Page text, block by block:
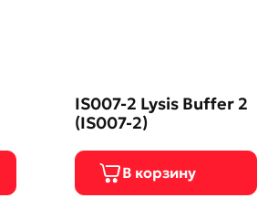
IS007-2 Lysis Buffer 2
(IS007-2)